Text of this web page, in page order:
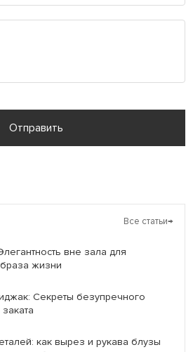
Отправить
Все статьи→
вне зала для
жизни
Секреты безупречного
как вырез и рукава блузы